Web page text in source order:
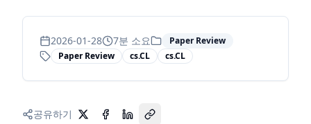
2026-01-28 7분 소요
Paper Review
Paper Review
cs.CL cs.CL
공유하기